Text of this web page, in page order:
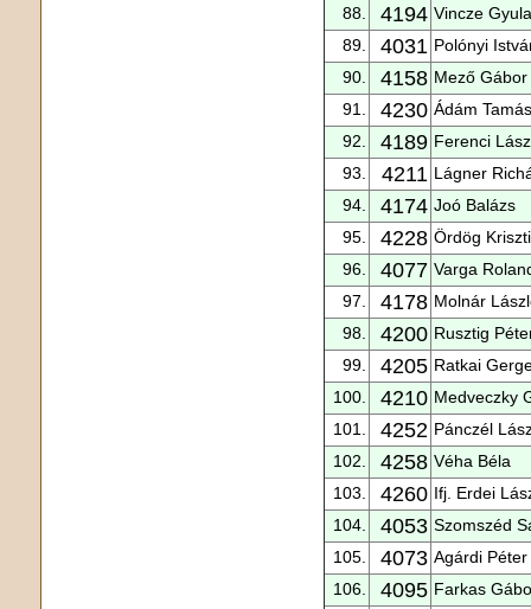
88.
4194 Vincze Gyula
89.
4031 Polónyi
90.
4158 Mező Gábor
91.
4230 Ádám Tamás
92.
4189 Ferenci
93.
4211 Lágner
94.
4174 Joó Balázs
95.
4228 Ördög
96.
4077 Varga
97.
4178 Molnár
98.
4200 Rusztig
99.
4205 Ratkai
100.
4210 Medveczky
101.
4252 Pánczél
102.
4258 Véha Béla
103.
4260 Ifj. Erdei
104.
4053 Szomszéd
105.
4073 Agárdi Péter
106.
4095 Farkas